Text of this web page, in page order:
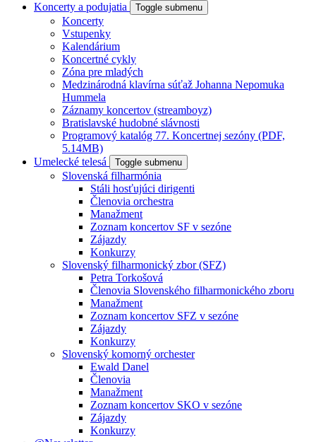
Koncerty a podujatia
Toggle submenu
Koncerty
Vstupenky
Kalendárium
Koncertné cykly
Zóna pre mladých
Medzinárodná klavírna súťaž Johanna Nepomuka
Hummela
Záznamy koncertov (streamboyz)
Bratislavské hudobné slávnosti
Programový katalóg 77. Koncertnej sezóny (PDF,
5.14MB)
Umelecké telesá
Toggle submenu
Slovenská filharmónia
Stáli hosťujúci dirigenti
Členovia orchestra
Manažment
Zoznam koncertov SF v sezóne
Zájazdy
Konkurzy
Slovenský filharmonický zbor (SFZ)
Petra Torkošová
Členovia Slovenského filharmonického zboru
Manažment
Zoznam koncertov SFZ v sezóne
Zájazdy
Konkurzy
Slovenský komorný orchester
Ewald Danel
Členovia
Manažment
Zoznam koncertov SKO v sezóne
Zájazdy
Konkurzy